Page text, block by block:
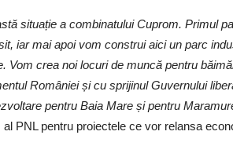
situație a combinatului Cuprom. Primul
iar mai apoi vom construi aici un parc
Vom crea noi locuri de muncă pentru
României și cu sprijinul Guvernului
pentru Baia Mare și pentru
PNL pentru proiectele ce vor relansa